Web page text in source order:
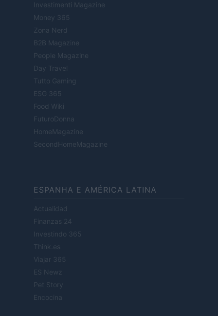
Investimenti Magazine
Money 365
Zona Nerd
B2B Magazine
People Magazine
Day Travel
Tutto Gaming
ESG 365
Food Wiki
FuturoDonna
HomeMagazine
SecondHomeMagazine
ESPANHA E AMÉRICA LATINA
Actualidad
Finanzas 24
Investindo 365
Think.es
Viajar 365
ES Newz
Pet Story
Encocina